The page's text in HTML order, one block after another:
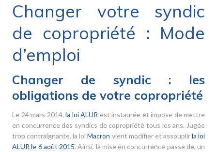
Changer votre syndic
de copropriété : Mode
d’emploi
Changer de syndic : les
obligations de votre copropriété
Le 24 mars 2014, la loi ALUR est instaurée et impose de mettre
en concurrence des syndics de copropriété tous les ans. Jugée
trop contraignante, la loiMacron vient modifier et assouplirla loi
ALUR le 6 août 2015. Ainsi, la mise en concurrence passe de, un